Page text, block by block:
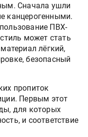
Сначала ушли
канцерогенными.
ПВХ-
может стать
лёгкий,
безопасный
пропиток
Первым этот
для которых
и соответствие